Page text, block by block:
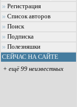
Регистрация
Список авторов
Поиск
Подписка
Полезняшки
СЕЙЧАС НА САЙТЕ
+ ещё 99 неизвестных